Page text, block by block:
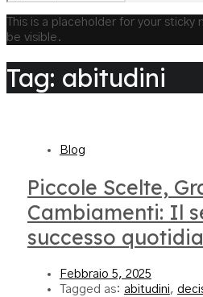
This is a placeholder for your
be visible.
Tag: abitudini
Blog
Piccole Scelte,
Cambiamenti: Il
successo
Febbraio 5, 2025
Tagged as: abitudini,